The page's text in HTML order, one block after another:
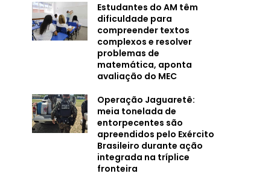
Estudantes do AM têm
dificuldade para
compreender textos
complexos e resolver
problemas de
matemática, aponta
avaliação do MEC
Operação Jaguaretê:
meia tonelada de
entorpecentes são
apreendidos pelo Exército
Brasileiro durante ação
integrada na tríplice
fronteira